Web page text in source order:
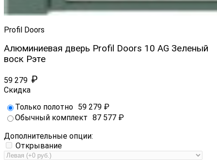
Profil Doors
Алюминиевая дверь Profil Doors 10 AG Зеленый
воск Рэте
59 279 ₽
Скидка
Только полотно 59 279 ₽
Обычный комплект 87 577 ₽
Дополнительные опции:
Открывание